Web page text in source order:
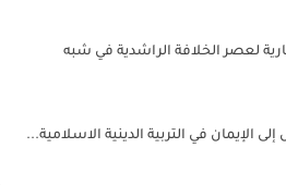
لعصر الخلافة الراشدية في شبه
الإيمان في التربية الدينية الاسلامية...